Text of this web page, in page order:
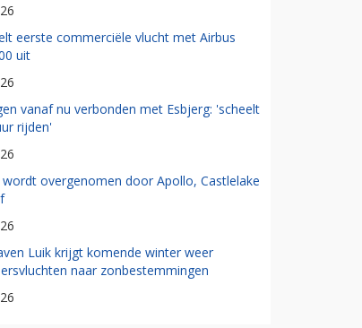
eerste commerciële vlucht met Airbus
uit
vanaf nu verbonden met Esbjerg: 'scheelt
rijden'
wordt overgenomen door Apollo, Castlelake
Luik krijgt komende winter weer
naar zonbestemmingen